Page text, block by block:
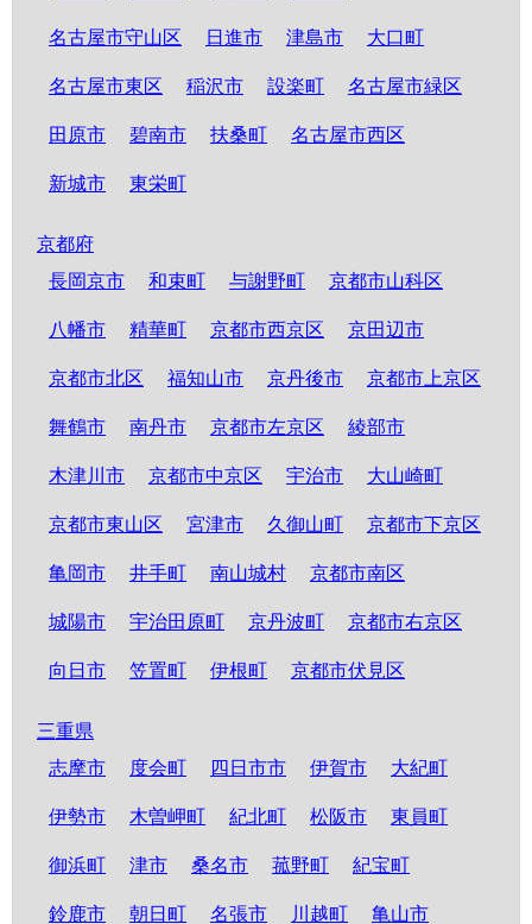
名古屋市守山区 日進市 津島市 大口町
名古屋市東区 稲沢市 設楽町 名古屋市緑区
田原市 碧南市 扶桑町 名古屋市西区
新城市 東栄町
京都府
長岡京市
和束町 与謝野町 京都市山科区
八幡市 精華町 京都市西京区 京田辺市
京都市北区 福知山市 京丹後市 京都市上京区
舞鶴市 南丹市 京都市左京区 綾部市
木津川市 京都市中京区 宇治市 大山崎町
京都市東山区 宮津市 久御山町 京都市下京区
亀岡市 井手町 南山城村 京都市南区
城陽市 宇治田原町 京丹波町 京都市右京区
向日市 笠置町 伊根町 京都市伏見区
三重県
志摩市
度会町 四日市市 伊賀市 大紀町
伊勢市 木曽岬町 紀北町 松阪市 東員町
御浜町 津市 桑名市 菰野町 紀宝町
鈴鹿市 朝日町 名張市 川越町 亀山市